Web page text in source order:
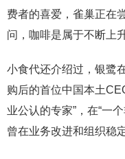
费者的喜爱，雀巢正在
问，咖啡是属于不断上升
小食代还介绍过，银鹭
购后的首位中国本土
业公认的专家”，在“一
曾在业务改进和组织稳